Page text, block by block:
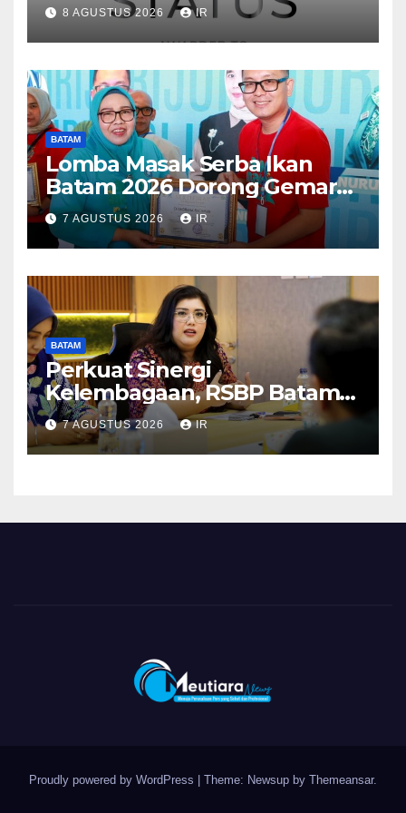
dari WSO
8 AGUSTUS 2026 IR
BATAM
Lomba Masak Serba Ikan
Batam 2026 Dorong Gemar
Makan Ikan
7 AGUSTUS 2026 IR
BATAM
Perkuat Sinergi
Kelembagaan, RSBP Batam
dan BPOM Pastikan
Pelayanan dan Ketersediaan
Obat Aman
7 AGUSTUS 2026 IR
Proudly powered by WordPress Theme: Newsup by Themeansar.